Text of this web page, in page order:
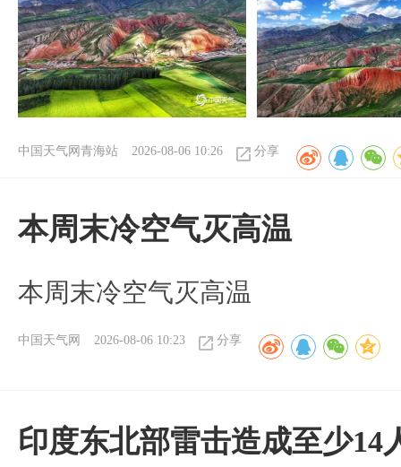
中国天气网青海站 2026-08-06 10:26 分享
本周末冷空气灭高温
本周末冷空气灭高温
中国天气网 2026-08-06 10:23 分享
印度东北部雷击造成至少14